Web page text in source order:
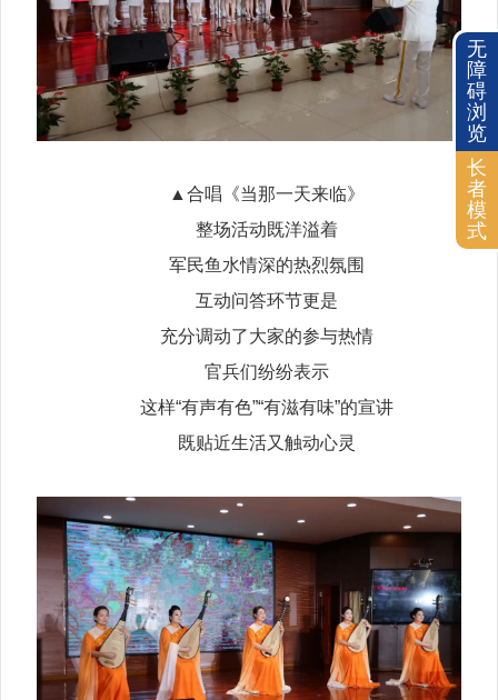
▲合唱《当那一天来临》
整场活动既洋溢着
军民鱼水情深的热烈氛围
互动问答环节更是
充分调动了大家的参与热情
官兵们纷纷表示
这样“有声有色”“有滋有味”的宣讲
既贴近生活又触动心灵
无
障
碍
浏
览
长
者
模
式